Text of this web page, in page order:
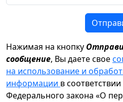
Нажимая на кнопку
сообщение, Вы даете свое
на использование и
информации в
Федерального закона «О